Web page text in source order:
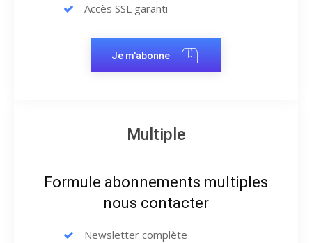
Accès SSL garanti
Je m'abonne
Multiple
Formule abonnements multiples
nous contacter
Newsletter complète